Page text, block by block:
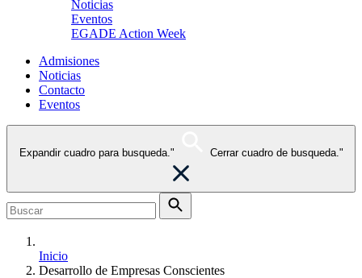
Noticias
Eventos
EGADE Action Week
Admisiones
Noticias
Contacto
Eventos
Expandir cuadro para busqueda." Cerrar cuadro de busqueda."
Inicio
Desarrollo de Empresas Conscientes